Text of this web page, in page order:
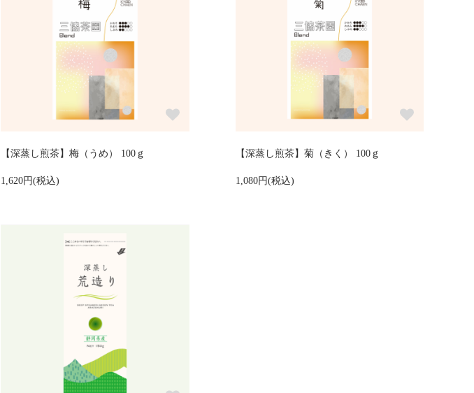
【深蒸し煎茶】梅（うめ） 100ｇ
1,620円(税込)
【深蒸し煎茶】菊（きく） 100ｇ
1,080円(税込)